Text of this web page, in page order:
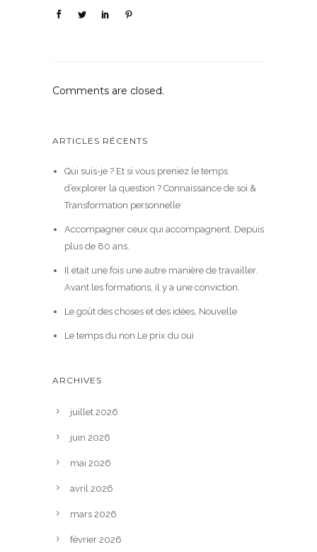
Comments are closed.
ARTICLES RÉCENTS
Qui suis-je ? Et si vous preniez le temps
d’explorer la question ? Connaissance de soi &
Transformation personnelle
Accompagner ceux qui accompagnent. Depuis
plus de 80 ans.
Il était une fois une autre manière de travailler.
Avant les formations, il y a une conviction.
Le goût des choses et des idées, Nouvelle
Le temps du non Le prix du oui
ARCHIVES
juillet 2026
juin 2026
mai 2026
avril 2026
mars 2026
février 2026